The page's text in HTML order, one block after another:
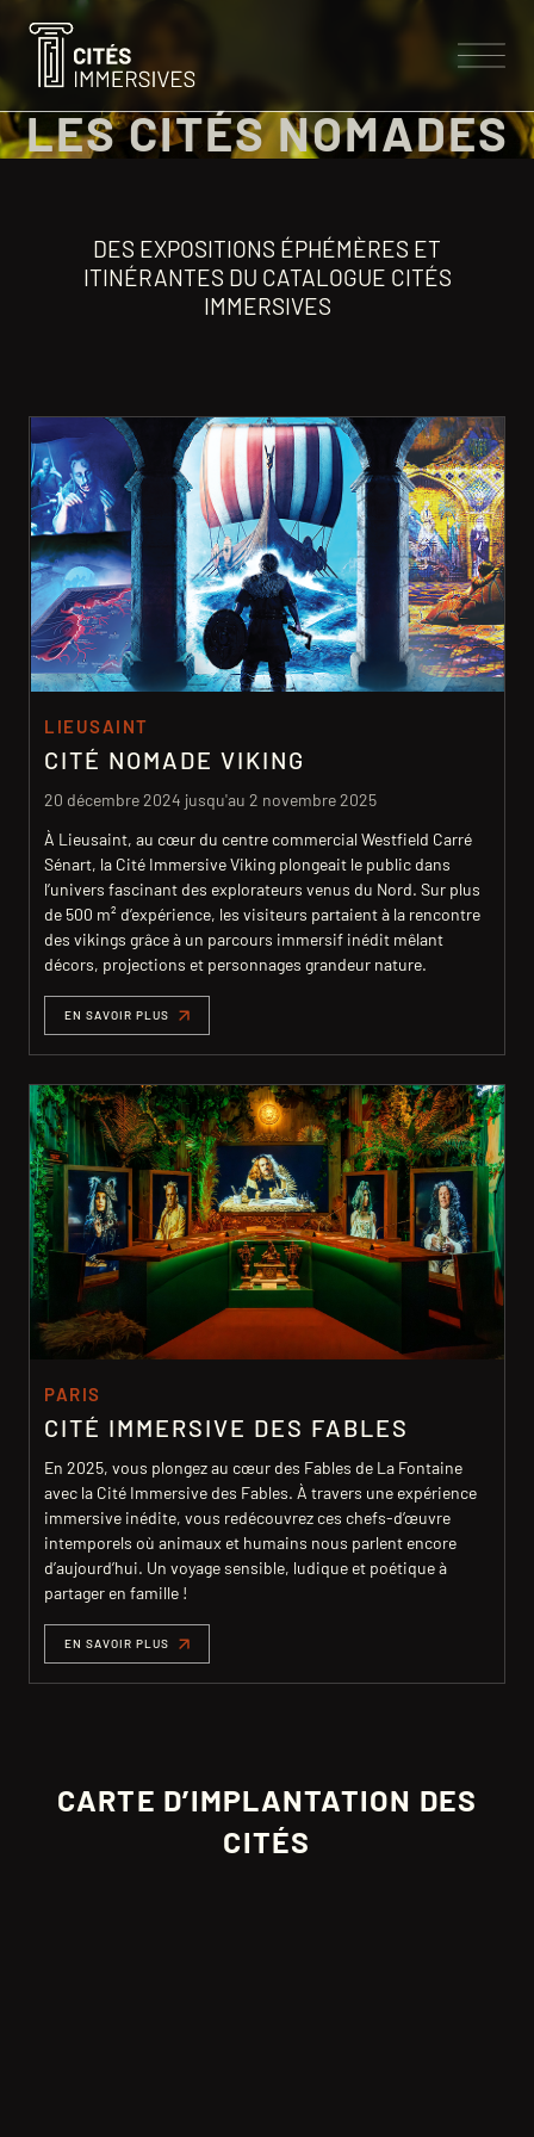
CONCEPT
NOS EXPERTISES
NOS COLLABORATIONS
NOTRE ÉQUIPE
NOS VALEURS
PRESSE
CONTACT
ACTUALITÉS
FR EN
LES CITÉS NOMADES
DES EXPOSITIONS ÉPHÉMÈRES ET
ITINÉRANTES DU CATALOGUE CITÉS
IMMERSIVES
LIEUSAINT
CITÉ NOMADE VIKING
20 décembre 2024 jusqu'au 2 novembre 2025
À Lieusaint, au cœur du centre commercial Westfield Carré
Sénart, la Cité Immersive Viking plongeait le public dans
l’univers fascinant des explorateurs venus du Nord. Sur plus
de 500 m² d’expérience, les visiteurs partaient à la rencontre
des vikings grâce à un parcours immersif inédit mêlant
décors, projections et personnages grandeur nature.
EN SAVOIR PLUS
PARIS
CITÉ IMMERSIVE DES FABLES
En 2025, vous plongez au cœur des Fables de La Fontaine
avec la Cité Immersive des Fables. À travers une expérience
immersive inédite, vous redécouvrez ces chefs-d’œuvre
intemporels où animaux et humains nous parlent encore
d’aujourd’hui. Un voyage sensible, ludique et poétique à
partager en famille !
EN SAVOIR PLUS
CARTE D’IMPLANTATION DES
CITÉS